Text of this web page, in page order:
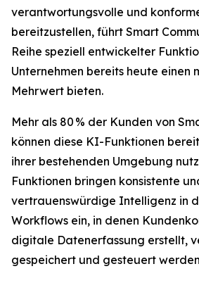
verantwortungsvolle und
bereitzustellen, führt Smart
Reihe speziell entwickelter
Unternehmen bereits heute einen
Mehrwert bieten.
Mehr als 80 % der Kunden von
können diese KI-Funktionen
ihrer bestehenden Umgebung
Funktionen bringen konsistente
vertrauenswürdige Intelligenz in
Workflows ein, in denen
digitale Datenerfassung erstellt,
gespeichert und gesteuert